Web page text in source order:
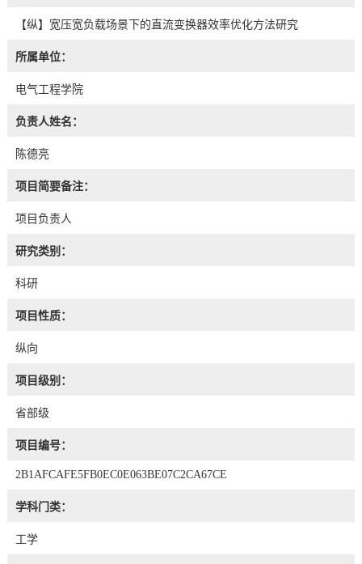
【纵】宽压宽负载场景下的直流变换器效率优化方法研究
所属单位：
电气工程学院
负责人姓名：
陈德亮
项目简要备注：
项目负责人
研究类别：
科研
项目性质：
纵向
项目级别：
省部级
项目编号：
2B1AFCAFE5FB0EC0E063BE07C2CA67CE
学科门类：
工学